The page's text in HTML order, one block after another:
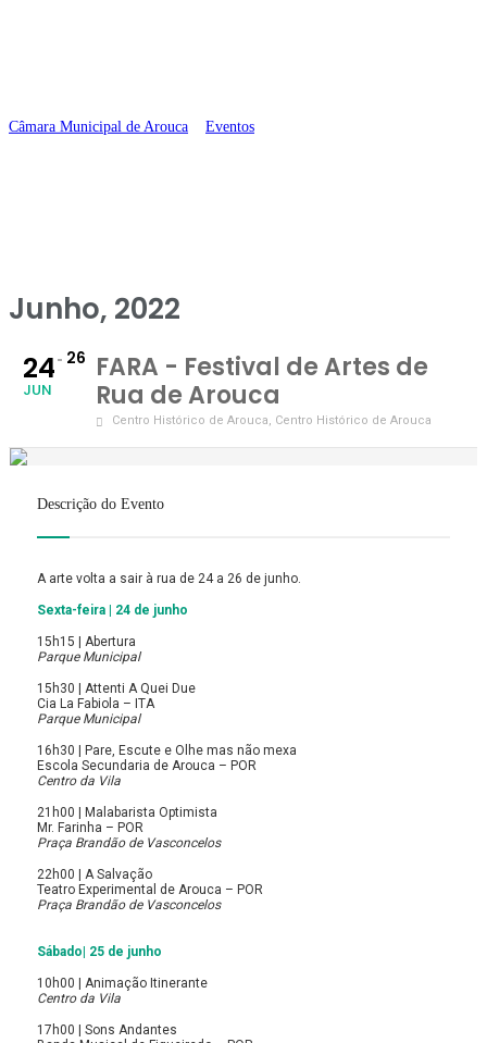
Câmara Municipal de Arouca Eventos
Junho, 2022
24
JUN
26 FARA - Festival de Artes de
Rua de Arouca
Centro Histórico de Arouca, Centro Histórico de Arouca
Descrição do Evento
A arte volta a sair à rua de 24 a 26 de junho.
Sexta-feira | 24 de junho
15h15 | Abertura
Parque Municipal
15h30 | Attenti A Quei Due
Cia La Fabiola – ITA
Parque Municipal
16h30 | Pare, Escute e Olhe mas não mexa
Escola Secundaria de Arouca – POR
Centro da Vila
21h00 | Malabarista Optimista
Mr. Farinha – POR
Praça Brandão de Vasconcelos
22h00 | A Salvação
Teatro Experimental de Arouca – POR
Praça Brandão de Vasconcelos
Sábado| 25 de junho
10h00 | Animação Itinerante
Centro da Vila
17h00 | Sons Andantes